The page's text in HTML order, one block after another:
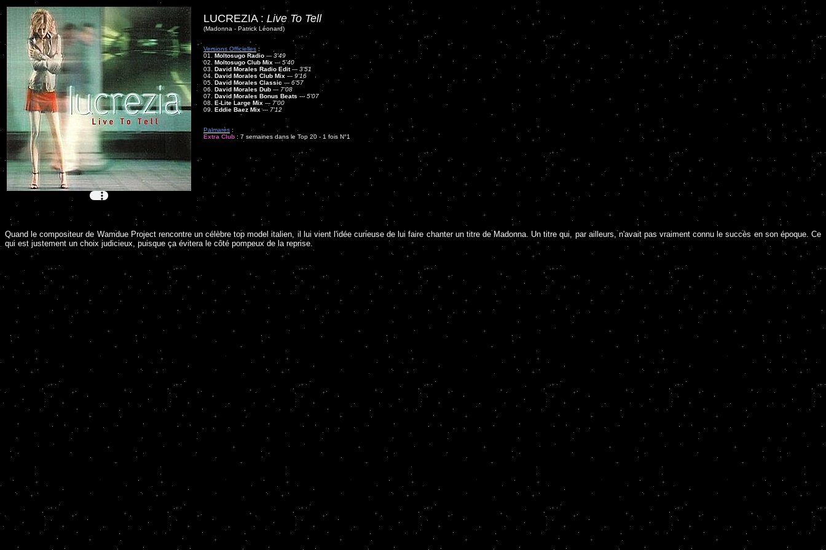
LUCREZIA :Live To Tell
(Madonna - Patrick Léonard)
Versions Officielles :
01. Moltosugo Radio --- 3'49
02. Moltosugo Club Mix --- 5'40
03.David Morales Radio Edit--- 3'51
04. David Morales Club Mix --- 9'16
05.David Morales Classic --- 6'57
06. David Morales Dub --- 7'08
07. David Morales Bonus Beats --- 5'07
08. E-Lite Large Mix --- 7'00
09. Eddie Baez Mix --- 7'12
Palmarès :
Extra Club : 7 semaines dans le Top 20 - 1 fois N°1
Quand le compositeur de Wamdue Project rencontre un célèbre top model italien, il lui vient l'idée curieuse de lui faire chanter un titre de Madonna. Un titre qui, par ailleurs, n'avait pas vraiment connu le succès en son époque. Ce
qui est justement un choix judicieux, puisque ça évitera le côté pompeux de la reprise.